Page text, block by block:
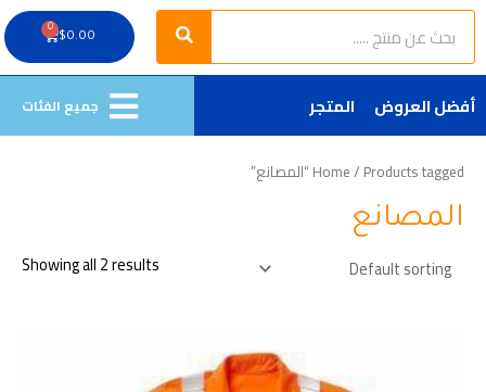
Search
Search
$0.00
0
Cart
أفضل العروض المتجر جميع الفئات
Home/ Products tagged “المصانع”
المصانع
Showing all 2 results